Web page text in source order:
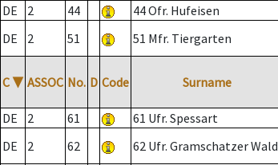
DE
2 44 44 Ofr. Hufeisen
DE
2 51 51 Mfr. Tiergarten
C ▼ ASSOC No. D Code Surname
DE
2 61 61 Ufr. Spessart
DE
2 62 62 Ufr. Gramschatzer Wald